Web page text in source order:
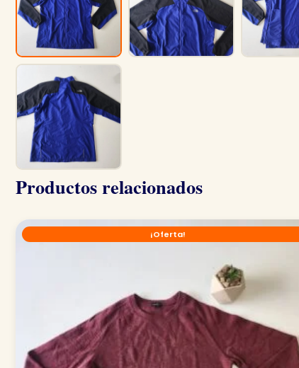
Productos relacionados
¡Oferta!